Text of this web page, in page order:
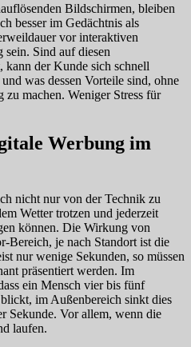
Bildschirmen, bleiben
besser im Gedächtnis als
vor interaktiven
sein. Sind auf diesen
der Kunde sich schnell
was dessen Vorteile sind, ohne
machen. Weniger Stress für
Werbung im
nicht nur von der Technik zu
Wetter trotzen und jederzeit
können. Die Wirkung von
Bereich, je nach Standort ist die
nur wenige Sekunden, so müssen
präsentiert werden. Im
ein Mensch vier bis fünf
im Außenbereich sinkt dies
Sekunde. Vor allem, wenn die
laufen.